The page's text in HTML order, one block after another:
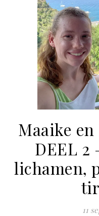
Maaike
DEEL 2
lichamen,
11